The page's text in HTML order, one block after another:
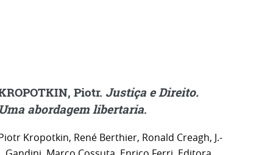
Piotr. Justiça e Direito.
Uma abordagem libertaria.
Kropotkin, René Berthier, Ronald Creagh, J.-